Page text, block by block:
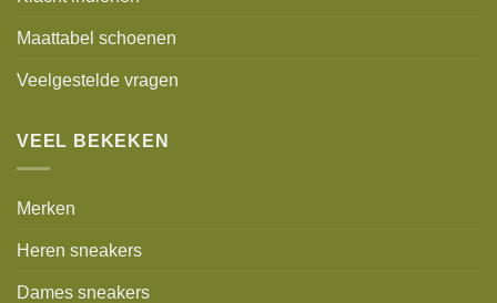
Maattabel schoenen
Veelgestelde vragen
VEEL BEKEKEN
Merken
Heren sneakers
Dames sneakers